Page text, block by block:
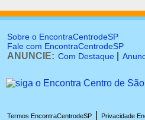
Sobre o EncontraCentrodeSP
Fale com EncontraCentrodeSP
ANUNCIE: Com Destaque
Termos EncontraCentrodeSP Privacidade